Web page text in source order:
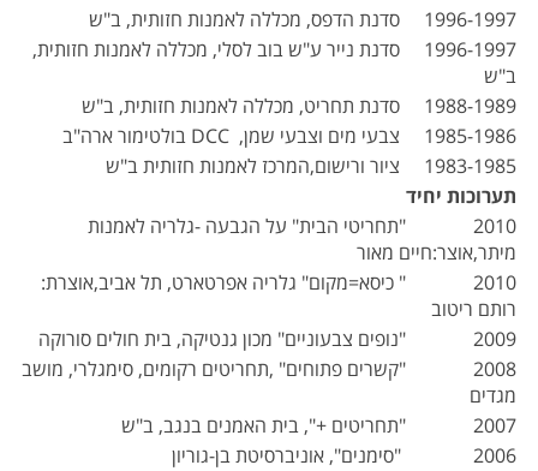
1996-1997 סדנת הדפס, מכללה לאמנות חזותית, ב"ש
1996-1997 סדנת נייר ע"ש בוב לסלי, מכללה לאמנות חזותית,
ב"ש
1988-1989 סדנת תחריט, מכללה לאמנות חזותית, ב"ש
1985-1986 צבעי מים וצבעי שמן, DCC בולטימור ארה"ב
1983-1985 ציור ורישום,המרכז לאמנות חזותית ב"ש
תערוכות יחיד
2010 "תחריטי הבית" על הגבעה -גלריה לאמנות
מיתר,אוצר:חיים מאור
2010 " כיסא=מקום" גלריה אפרטארט, תל אביב,אוצרת:
רותם ריטוב
2009 "נופים צבעוניים" מכון גנטיקה, בית חולים סורוקה
2008 "קשרים פתוחים" ,תחריטים רקומים, סימגלרי, מושב
מגדים
2007 "תחריטים +", בית האמנים בנגב, ב"ש
2006 "סימנים", אוניברסיטת בן-גוריון